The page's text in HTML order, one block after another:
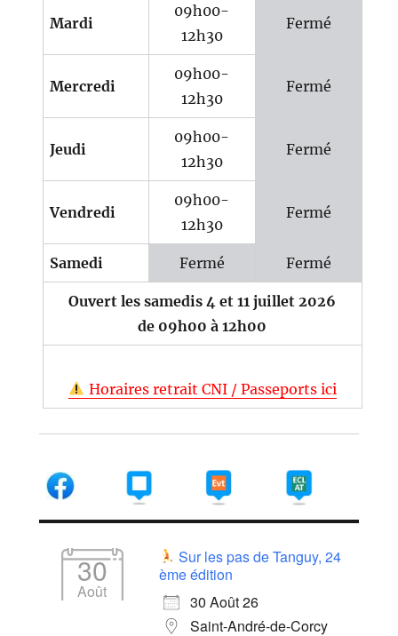
Mardi
09h00-
12h30
Fermé
Mercredi
09h00-
12h30
Fermé
Jeudi
09h00-
12h30
Fermé
Vendredi
09h00-
12h30
Fermé
Samedi Fermé Fermé
Ouvert les samedis 4 et 11 juillet 2026
de 09h00 à 12h00
Horaires retrait CNI / Passeports ici
30
Août
Sur les pas de Tanguy, 24
ème édition
30 Août 26
Saint-André-de-Corcy